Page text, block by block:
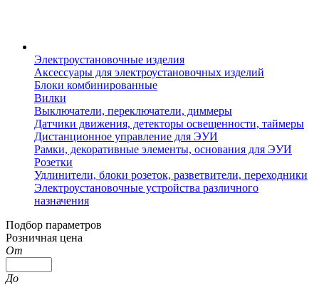
Электроустановочные изделия
Аксессуары для электроустановочных изделий
Блоки комбинированные
Вилки
Выключатели, переключатели, диммеры
Датчики движения, детекторы освещенности, таймеры
Дистанционное управление для ЭУИ
Рамки, декоративные элементы, основания для ЭУИ
Розетки
Удлинители, блоки розеток, разветвители, переходники
Электроустановочные устройства различного
назначения
Подбор параметров
Розничная цена
От
До